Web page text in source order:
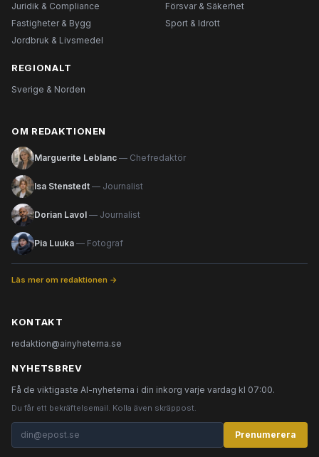
Juridik & Compliance
Försvar & Säkerhet
Fastigheter & Bygg
Sport & Idrott
Jordbruk & Livsmedel
REGIONALT
Sverige & Norden
OM REDAKTIONEN
Marguerite Leblanc — Chefredaktör
Isa Stenstedt — Journalist
Dorian Lavol — Journalist
Pia Luuka — Fotograf
Läs mer om redaktionen →
KONTAKT
redaktion@ainyheterna.se
NYHETSBREV
Få de viktigaste AI-nyheterna i din inkorg varje vardag kl 07:00.
Du får ett bekräftelsemail. Kolla även skräppost.
Prenumerera